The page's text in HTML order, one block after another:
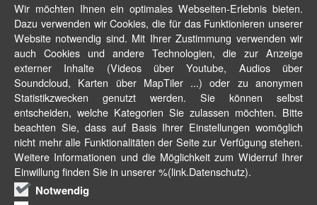
Wir möchten Ihnen ein optimales Webseiten-Erlebnis bieten.
Dazu verwenden wir Cookies, die für das Funktionieren unserer
Website notwendig sind. Mit Ihrer Zustimmung verwenden wir
auch Cookies und andere Technologien, die zur Anzeige
externer Inhalte (Videos über Youtube, Audios über
Soundcloud, Karten über MapTiler ...) oder zu anonymen
Statistikzwecken genutzt werden. Sie können selbst
entscheiden, welche Kategorien Sie zulassen möchten. Bitte
beachten Sie, dass auf Basis Ihrer Einstellungen womöglich
nicht mehr alle Funktionalitäten der Seite zur Verfügung stehen.
Weitere Informationen und die Möglichkeit zum Widerruf Ihrer
Einwillung finden Sie in unserer %(link.Datenschutz).
Notwendig